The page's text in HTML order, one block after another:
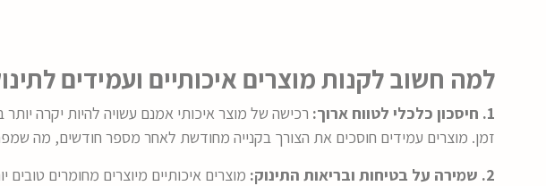
למה חשוב לקנות מוצרים איכותיים ועמידים
1. חיסכון כלכלי לטווח ארוך:
רכישה של מוצר איכותי אמנם עשויה להיות יקרה
זמן. מוצרים עמידים חוסכים את הצורך בקנייה מחודשת לאחר מספר חודשים, מה
2. שמירה על בטיחות ובריאות התינוק:
מוצרים איכותיים מיוצרים מחומרים